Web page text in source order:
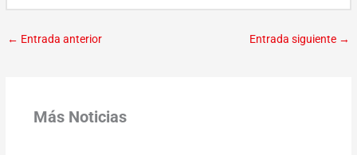
← Entrada anterior Entrada siguiente →
Más Noticias